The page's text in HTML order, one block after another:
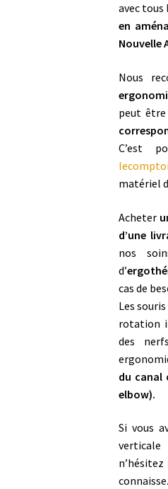
avec tous
en
Nouvelle
Nous
peut
C’est
matériel
Acheter
d’une
nos
d’
cas de
Les
rotation
des
du canal
elbow).
Si vous
verticale
n’hésitez